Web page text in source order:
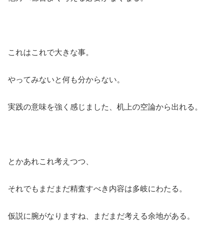
これはこれで大きな事。
やってみないと何も分からない。
実践の意味を強く感じました、机上の空論から出れる。
とかあれこれ考えつつ、
それでもまだまだ精査すべき内容は多岐にわたる。
仮説に腕がなりますね、まだまだ考える余地がある。